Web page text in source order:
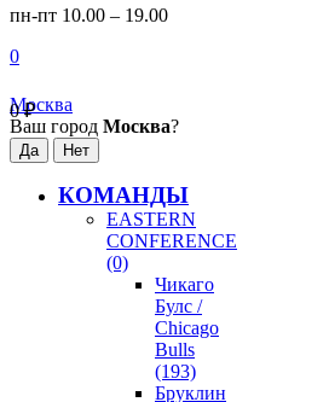
пн-пт 10.00 – 19.00
0
0₽
Москва
Ваш город Москва?
КОМАНДЫ
EASTERN
CONFERENCE
(0)
Чикаго
Булс /
Chicago
Bulls
(193)
Бруклин